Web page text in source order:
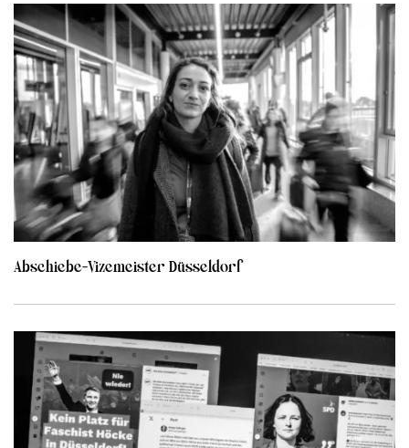
Abschiebe-Vizemeister Düsseldorf